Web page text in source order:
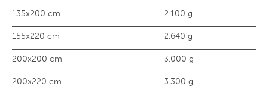
135x200 cm 2.100 g
155x220 cm 2.640 g
200x200 cm 3.000 g
200x220 cm 3.300 g